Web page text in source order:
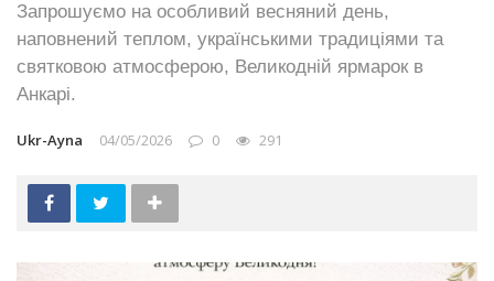
Запрошуємо на особливий весняний день,
наповнений теплом, українськими традиціями та
святковою атмосферою, Великодній ярмарок в
Анкарі.
Ukr-Ayna 04/05/2026 0 291